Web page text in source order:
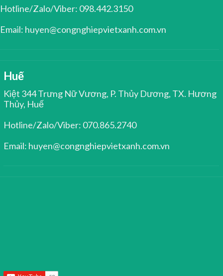
Hotline/Zalo/Viber: 098.442.3150
Email: huyen@congnghiepvietxanh.com.vn
Huế
Kiệt 344 Trưng Nữ Vương, P. Thủy Dương, TX. Hương
Thủy, Huế
Hotline/Zalo/Viber: 070.865.2740
Email: huyen@congnghiepvietxanh.com.vn